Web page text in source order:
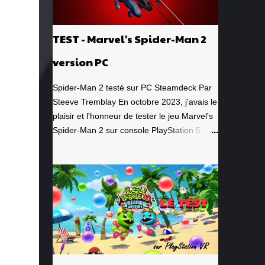
TEST - Marvel's Spider-Man 2
version PC
Spider-Man 2 testé sur PC Steamdeck Par
Steeve Tremblay En octobre 2023, j'avais le
plaisir et l'honneur de tester le jeu Marvel's
Spider-Man 2 sur console PlayStation 5. Un
épique. À quel point j'avais apprécié mon
expérience? Je lui avais donné la
spectaculaire note de 10/10. Pour revoir
mon test, c'est par ici . Lorsque PlayStation
Canada nous a contacté il y a deux
semaines pour faire le test de la version PC,